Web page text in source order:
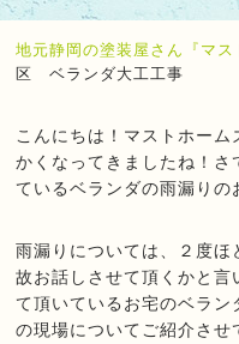
地元静岡の塗装屋さん『マス
区 ベランダ大工工事
こんにちは！マストホー
かくなってきましたね！
ているベランダの雨漏りの
雨漏りについては、２度
故お話しさせて頂くかと
て頂いているお宅のベラ
の現場についてご紹介させ